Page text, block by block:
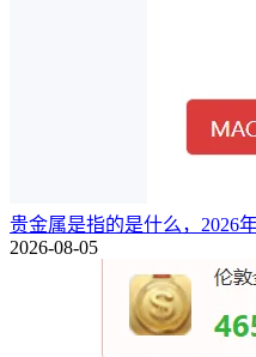
贵金属是指的是什么，2026
2026-08-05